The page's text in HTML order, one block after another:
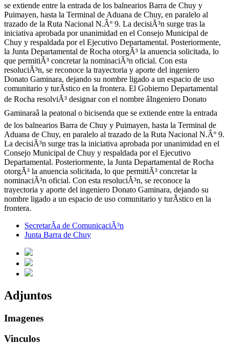
se extiende entre la entrada de los balnearios Barra de Chuy y
Puimayen, hasta la Terminal de Aduana de Chuy, en paralelo al
trazado de la Ruta Nacional N.Âº 9. La decisiÃ³n surge tras la
iniciativa aprobada por unanimidad en el Consejo Municipal de
Chuy y respaldada por el Ejecutivo Departamental. Posteriormente,
la Junta Departamental de Rocha otorgÃ³ la anuencia solicitada, lo
que permitiÃ³ concretar la nominaciÃ³n oficial. Con esta
resoluciÃ³n, se reconoce la trayectoria y aporte del ingeniero
Donato Gaminara, dejando su nombre ligado a un espacio de uso
comunitario y turÃ­stico en la frontera. El Gobierno Departamental
de Rocha resolviÃ³ designar con el nombre âIngeniero Donato
Gaminaraâ la peatonal o bicisenda que se extiende entre la entrada
de los balnearios Barra de Chuy y Puimayen, hasta la Terminal de
Aduana de Chuy, en paralelo al trazado de la Ruta Nacional N.Âº 9.
La decisiÃ³n surge tras la iniciativa aprobada por unanimidad en el
Consejo Municipal de Chuy y respaldada por el Ejecutivo
Departamental. Posteriormente, la Junta Departamental de Rocha
otorgÃ³ la anuencia solicitada, lo que permitiÃ³ concretar la
nominaciÃ³n oficial. Con esta resoluciÃ³n, se reconoce la
trayectoria y aporte del ingeniero Donato Gaminara, dejando su
nombre ligado a un espacio de uso comunitario y turÃ­stico en la
frontera.
SecretarÃ­a de ComunicaciÃ³n
Junta Barra de Chuy
Adjuntos
Imagenes
Vinculos